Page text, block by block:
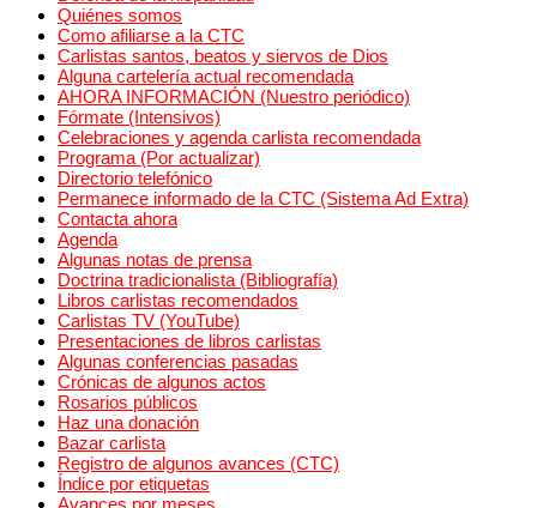
Quiénes somos
Como afiliarse a la CTC
Carlistas santos, beatos y siervos de Dios
Alguna cartelería actual recomendada
AHORA INFORMACIÓN (Nuestro periódico)
Fórmate (Intensivos)
Celebraciones y agenda carlista recomendada
Programa (Por actualizar)
Directorio telefónico
Permanece informado de la CTC (Sistema Ad Extra)
Contacta ahora
Agenda
Algunas notas de prensa
Doctrina tradicionalista (Bibliografía)
Libros carlistas recomendados
Carlistas TV (YouTube)
Presentaciones de libros carlistas
Algunas conferencias pasadas
Crónicas de algunos actos
Rosarios públicos
Haz una donación
Bazar carlista
Registro de algunos avances (CTC)
Índice por etiquetas
Avances por meses